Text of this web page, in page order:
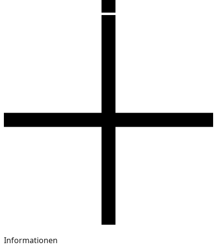
Informationen